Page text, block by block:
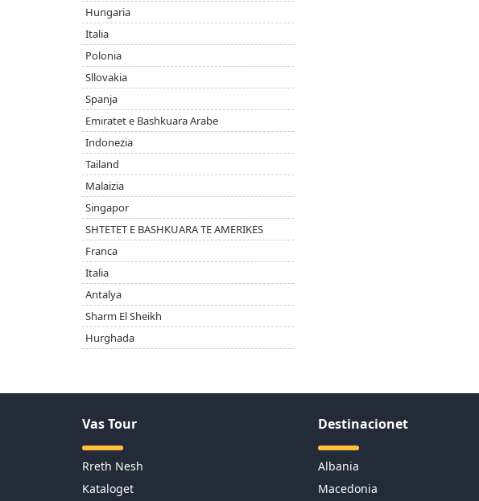
Hungaria
Italia
Polonia
Sllovakia
Spanja
Emiratet e Bashkuara Arabe
Indonezia
Tailand
Malaizia
Singapor
SHTETET E BASHKUARA TE AMERIKES
Franca
Italia
Antalya
Sharm El Sheikh
Hurghada
Vas Tour
Rreth Nesh
Kataloget
Destinacionet
Albania
Macedonia